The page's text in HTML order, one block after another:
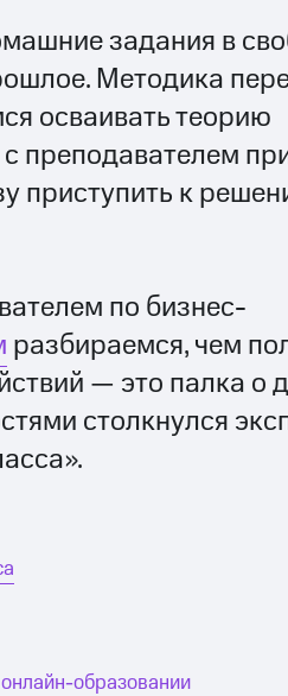
задания в
Методика
осваивать теорию
преподавателем
приступить к
по бизнес-
разбираемся, чем
— это палка о
столкнулся
образовании